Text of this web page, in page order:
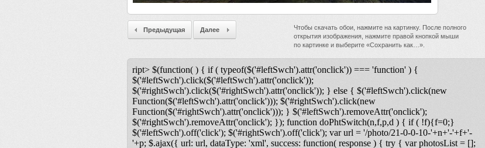
Чтобы скачать обои, нажмите на картинку. После полного
открытия изображения, нажмите правой кнопкой мыши
по картинке и выберите «Сохранить как…».
Предыдущая Далее
ript> $(function( ) { if ( typeof($('#leftSwch').attr('onclick')) === 'function' ) {
$('#leftSwch').click($('#leftSwch').attr('onclick'));
$('#rightSwch').click($('#rightSwch').attr('onclick')); } else { $('#leftSwch').click(new
Function($('#leftSwch').attr('onclick'))); $('#rightSwch').click(new
Function($('#rightSwch').attr('onclick'))); } $('#leftSwch').removeAttr('onclick');
$('#rightSwch').removeAttr('onclick'); }); function doPhtSwitch(n,f,p,d ) { if ( !f){f=0;}
$('#leftSwch').off('click'); $('#rightSwch').off('click'); var url = '/photo/21-0-0-10-'+n+'-'+f+'-
'+p; $.ajax({ url: url, dataType: 'xml', success: function( response ) { try { var photosList = [];